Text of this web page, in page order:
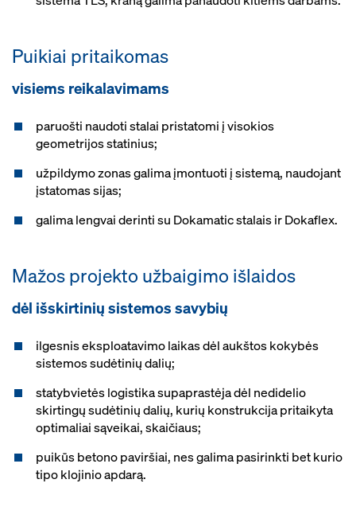
Puikiai pritaikomas
visiems reikalavimams
paruošti naudoti stalai pristatomi į visokios
geometrijos statinius;
užpildymo zonas galima įmontuoti į sistemą, naudojant
įstatomas sijas;
galima lengvai derinti su Dokamatic stalais ir Dokaflex.
Mažos projekto užbaigimo išlaidos
dėl išskirtinių sistemos savybių
ilgesnis eksploatavimo laikas dėl aukštos kokybės
sistemos sudėtinių dalių;
statybvietės logistika supaprastėja dėl nedidelio
skirtingų sudėtinių dalių, kurių konstrukcija pritaikyta
optimaliai sąveikai, skaičiaus;
puikūs betono paviršiai, nes galima pasirinkti bet kurio
tipo klojinio apdarą.